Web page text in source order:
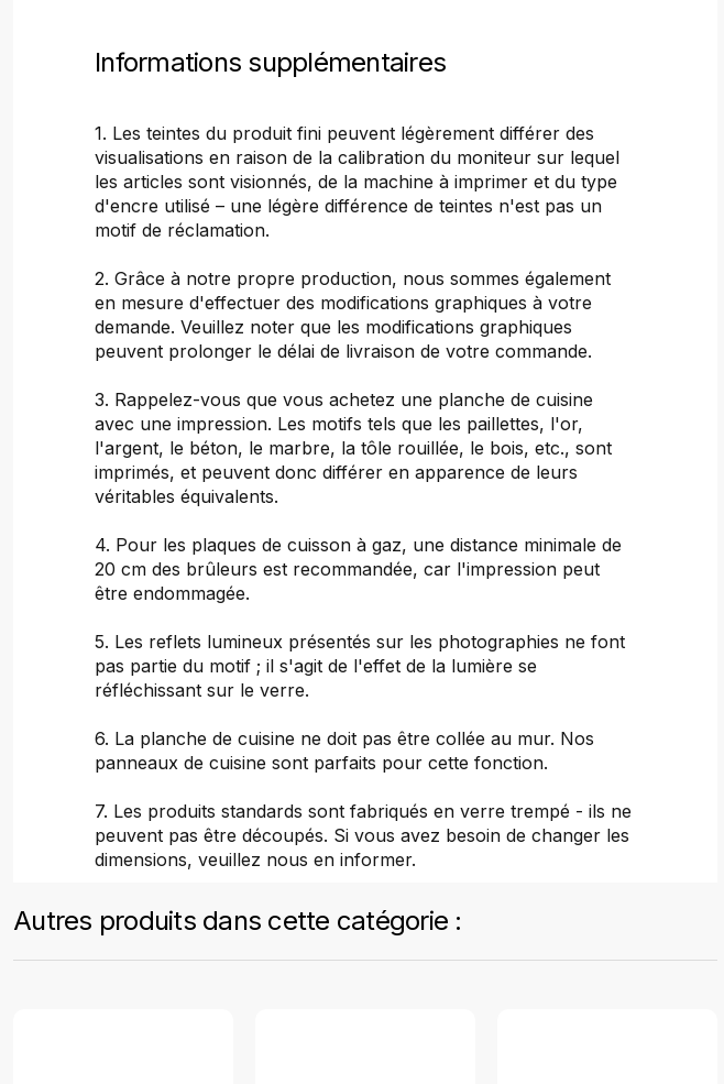
Informations supplémentaires
1. Les teintes du produit fini peuvent légèrement différer des
visualisations en raison de la calibration du moniteur sur lequel
les articles sont visionnés, de la machine à imprimer et du type
d'encre utilisé – une légère différence de teintes n'est pas un
motif de réclamation.
2. Grâce à notre propre production, nous sommes également
en mesure d'effectuer des modifications graphiques à votre
demande. Veuillez noter que les modifications graphiques
peuvent prolonger le délai de livraison de votre commande.
3. Rappelez-vous que vous achetez une planche de cuisine
avec une impression. Les motifs tels que les paillettes, l'or,
l'argent, le béton, le marbre, la tôle rouillée, le bois, etc., sont
imprimés, et peuvent donc différer en apparence de leurs
véritables équivalents.
4. Pour les plaques de cuisson à gaz, une distance minimale de
20 cm des brûleurs est recommandée, car l'impression peut
être endommagée.
5. Les reflets lumineux présentés sur les photographies ne font
pas partie du motif ; il s'agit de l'effet de la lumière se
réfléchissant sur le verre.
6. La planche de cuisine ne doit pas être collée au mur. Nos
panneaux de cuisine sont parfaits pour cette fonction.
7. Les produits standards sont fabriqués en verre trempé - ils ne
peuvent pas être découpés. Si vous avez besoin de changer les
dimensions, veuillez nous en informer.
Autres produits dans cette catégorie :